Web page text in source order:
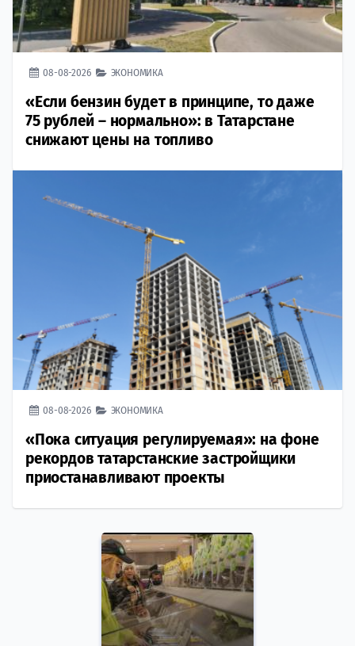
08-08-2026 ЭКОНОМИКА
«Если бензин будет в принципе, то даже
75 рублей – нормально»: в Татарстане
снижают цены на топливо
08-08-2026 ЭКОНОМИКА
«Пока ситуация регулируемая»: на фоне
рекордов татарстанские застройщики
приостанавливают проекты